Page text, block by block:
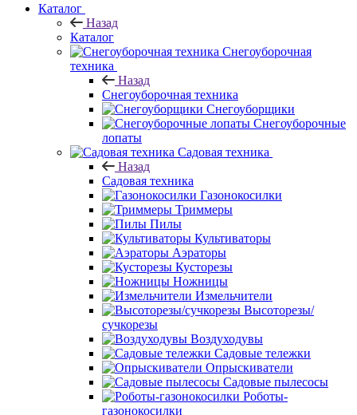
Каталог
Назад
Каталог
Снегоуборочная
техника
Назад
Снегоуборочная техника
Снегоуборщики
Снегоуборочные
лопаты
Садовая техника
Назад
Садовая техника
Газонокосилки
Триммеры
Пилы
Культиваторы
Аэраторы
Кусторезы
Ножницы
Измельчители
Высоторезы/
сучкорезы
Воздуходувы
Садовые тележки
Опрыскиватели
Садовые пылесосы
Роботы-
газонокосилки